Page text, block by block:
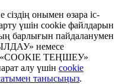
онымен өзара іс-
үшін cookie файлдарын
барлығын пайдаланумен
немесе
«COOKIE ТЕҢШЕУ»
алу үшін cookie
танысыңыз.